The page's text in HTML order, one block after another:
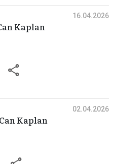
Kaplan
16.04.2026
Kaplan
02.04.2026